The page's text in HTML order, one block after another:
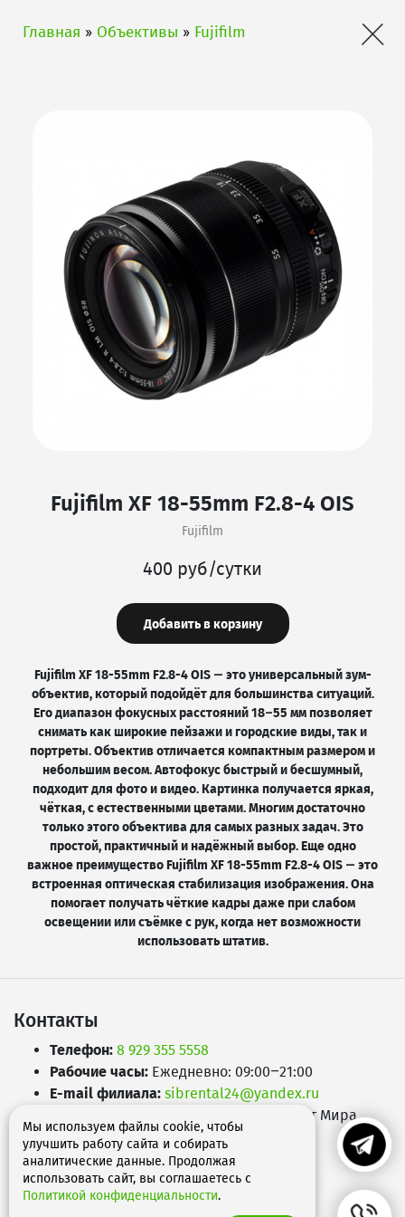
Главная » Объективы » Fujifilm ×
Fujifilm XF 18-55mm F2.8-4 OIS
Fujifilm
400 руб/сутки
Добавить в корзину
Fujifilm XF 18-55mm F2.8-4 OIS — это универсальный зум-
объектив, который подойдёт для большинства ситуаций.
Его диапазон фокусных расстояний 18–55 мм позволяет
снимать как широкие пейзажи и городские виды, так и
портреты. Объектив отличается компактным размером и
небольшим весом. Автофокус быстрый и бесшумный,
подходит для фото и видео. Картинка получается яркая,
чёткая, с естественными цветами. Многим достаточно
только этого объектива для самых разных задач. Это
простой, практичный и надёжный выбор. Еще одно
важное преимущество Fujifilm XF 18-55mm F2.8-4 OIS — это
встроенная оптическая стабилизация изображения. Она
помогает получать чёткие кадры даже при слабом
освещении или съёмке с рук, когда нет возможности
использовать штатив.
Контакты
Телефон: 8 929 355 5558
Рабочие часы: Ежедневно: 09:00–21:00
E-mail филиала: sibrental24@yandex.ru
Проспект Мира,
д.65А
Мы используем файлы cookie, чтобы
улучшить работу сайта и собирать
аналитические данные. Продолжая
использовать сайт, вы соглашаетесь с
Политикой конфиденциальности.